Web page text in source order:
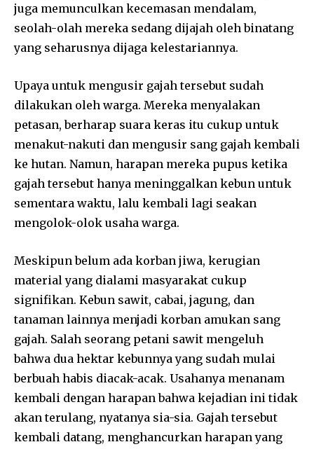
juga memunculkan kecemasan mendalam,
seolah-olah mereka sedang dijajah oleh binatang
yang seharusnya dijaga kelestariannya.
Upaya untuk mengusir gajah tersebut sudah
dilakukan oleh warga. Mereka menyalakan
petasan, berharap suara keras itu cukup untuk
menakut-nakuti dan mengusir sang gajah kembali
ke hutan. Namun, harapan mereka pupus ketika
gajah tersebut hanya meninggalkan kebun untuk
sementara waktu, lalu kembali lagi seakan
mengolok-olok usaha warga.
Meskipun belum ada korban jiwa, kerugian
material yang dialami masyarakat cukup
signifikan. Kebun sawit, cabai, jagung, dan
tanaman lainnya menjadi korban amukan sang
gajah. Salah seorang petani sawit mengeluh
bahwa dua hektar kebunnya yang sudah mulai
berbuah habis diacak-acak. Usahanya menanam
kembali dengan harapan bahwa kejadian ini tidak
akan terulang, nyatanya sia-sia. Gajah tersebut
kembali datang, menghancurkan harapan yang